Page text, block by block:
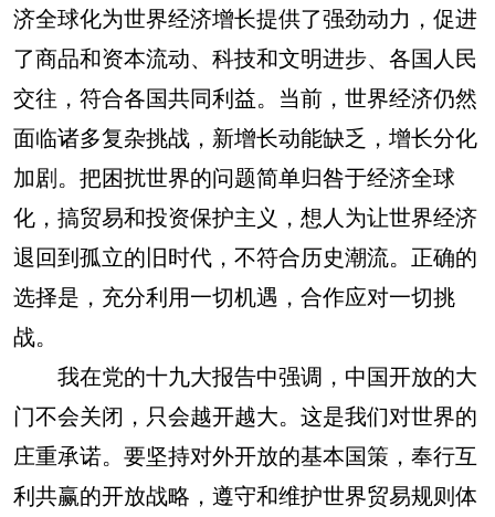
济全球化为世界经济增长提供了强劲动力，促进
了商品和资本流动、科技和文明进步、各国人民
交往，符合各国共同利益。当前，世界经济仍然
面临诸多复杂挑战，新增长动能缺乏，增长分化
加剧。把困扰世界的问题简单归咎于经济全球
化，搞贸易和投资保护主义，想人为让世界经济
退回到孤立的旧时代，不符合历史潮流。正确的
选择是，充分利用一切机遇，合作应对一切挑
战。
我在党的十九大报告中强调，中国开放的大
门不会关闭，只会越开越大。这是我们对世界的
庄重承诺。要坚持对外开放的基本国策，奉行互
利共赢的开放战略，遵守和维护世界贸易规则体